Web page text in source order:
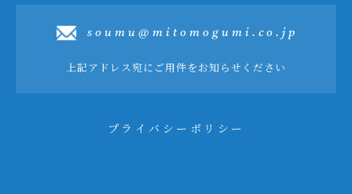
soumu@mitomogumi.co.jp
上記アドレス宛にご用件をお知らせください
プライバシーポリシー